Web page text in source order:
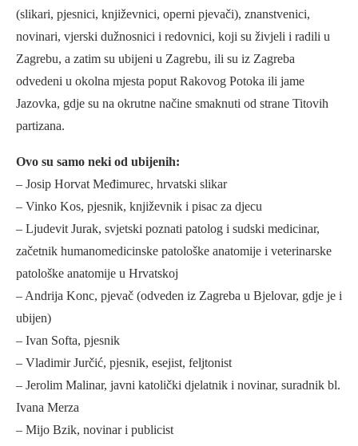
(slikari, pjesnici, književnici, operni pjevači), znanstvenici,
novinari, vjerski dužnosnici i redovnici, koji su živjeli i radili u
Zagrebu, a zatim su ubijeni u Zagrebu, ili su iz Zagreba
odvedeni u okolna mjesta poput Rakovog Potoka ili jame
Jazovka, gdje su na okrutne načine smaknuti od strane Titovih
partizana.
Ovo su samo neki od ubijenih:
– Josip Horvat Međimurec, hrvatski slikar
– Vinko Kos, pjesnik, književnik i pisac za djecu
– Ljudevit Jurak, svjetski poznati patolog i sudski medicinar,
začetnik humanomedicinske patološke anatomije i veterinarske
patološke anatomije u Hrvatskoj
– Andrija Konc, pjevač (odveden iz Zagreba u Bjelovar, gdje je i
ubijen)
– Ivan Softa, pjesnik
– Vladimir Jurčić, pjesnik, esejist, feljtonist
– Jerolim Malinar, javni katolički djelatnik i novinar, suradnik bl.
Ivana Merza
– Mijo Bzik, novinar i publicist